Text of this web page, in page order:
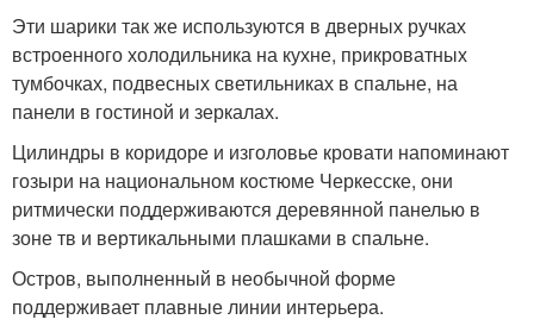
Эти шарики так же используются в дверных ручках
встроенного холодильника на кухне, прикроватных
тумбочках, подвесных светильниках в спальне, на
панели в гостиной и зеркалах.
Цилиндры в коридоре и изголовье кровати напоминают
гозыри на национальном костюме Черкесске, они
ритмически поддерживаются деревянной панелью в
зоне тв и вертикальными плашками в спальне.
Остров, выполненный в необычной форме
поддерживает плавные линии интерьера.